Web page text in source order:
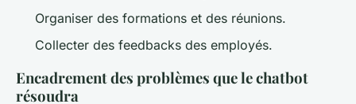
Organiser des formations et des réunions.
Collecter des feedbacks des employés.
Encadrement des problèmes que le chatbot
résoudra